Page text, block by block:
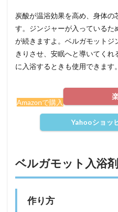
炭酸が温浴効果を高め、身体の
す。ジンジャーが入っているた
が続きますよ。ベルガモットジ
きりさせ、安眠へと導いてく
に入浴するときも使用できます。
Amazonで購入
Yahooショッ
ベルガモット入浴
作り方